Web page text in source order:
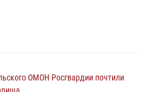
ОМОН Росгвардии почтили